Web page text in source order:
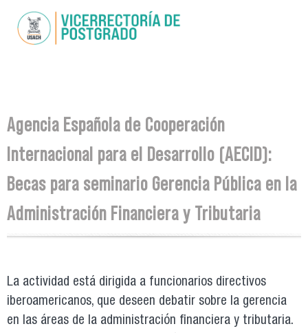
main
You are here
Agencia Española de Cooperación
Internacional para el Desarrollo (AECID):
Becas para seminario Gerencia Pública en la
Administración Financiera y Tributaria
La actividad está dirigida a funcionarios directivos
iberoamericanos, que deseen debatir sobre la gerencia
en las áreas de la administración financiera y tributaria.